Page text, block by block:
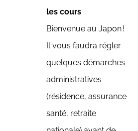
les cours
Bienvenue au Japon !
Il vous faudra régler
quelques démarches
administratives
(résidence, assurance
santé, retraite